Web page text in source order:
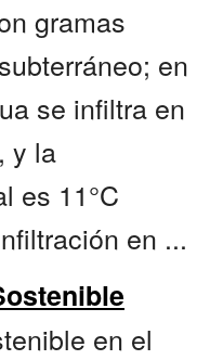
gramas
en
se infiltra en
y la
es 11°C
en ...
en el